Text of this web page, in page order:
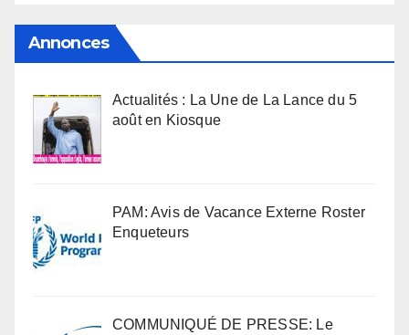
Annonces
Actualités : La Une de La Lance du 5
août en Kiosque
PAM: Avis de Vacance Externe Roster
Enqueteurs
COMMUNIQUÉ DE PRESSE: Le